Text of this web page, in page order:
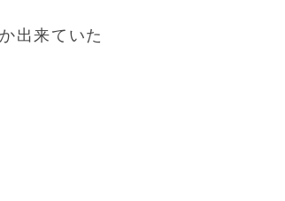
出来ていた